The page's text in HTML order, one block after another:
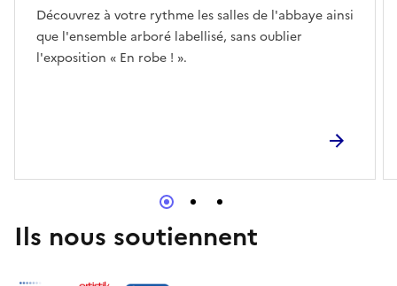
Découvrez à votre rythme les salles de l'abbaye ainsi
que l'ensemble arboré labellisé, sans oublier
l'exposition « En robe ! ».
Ils nous soutiennent